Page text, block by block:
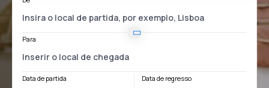
Para
Data de partida Data de regresso